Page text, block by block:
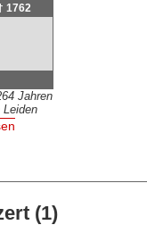
1762
Jahren
Leiden
(1)